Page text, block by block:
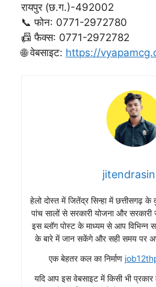
रायपुर (छ.ग.)-492002
📞 फोन: 0771-2972780
📠 फैक्स: 0771-2972782
🌐 वेबसाइट: https://
हेलो दोस्त में जितेंद्र सिन्हा में छत्तीसगढ़ के
पांच सालों से सरकारी योजना और
इस ब्लॉग पोस्ट के माध्यम से आप विभिन्न
के बारे में जान सकेंगे और सही समय पर
एक बेहतर कल का निर्माण
यदि आप इस वेबसाइट में किसी भी प्रकार